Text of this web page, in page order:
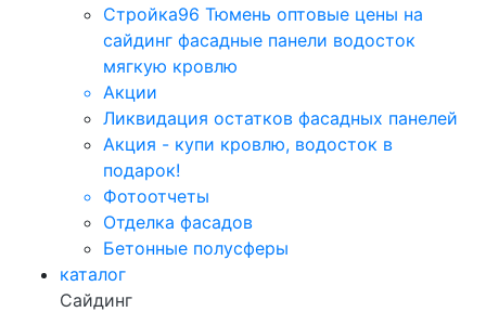
Стройка96 Тюмень оптовые цены на
сайдинг фасадные панели водосток
мягкую кровлю
Акции
Ликвидация остатков фасадных панелей
Акция - купи кровлю, водосток в
подарок!
Фотоотчеты
Отделка фасадов
Бетонные полусферы
каталог
Сайдинг